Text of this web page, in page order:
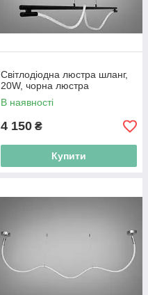
Світлодіодна люстра шланг,
20W, чорна люстра
В наявності
4 150 ₴
Купити